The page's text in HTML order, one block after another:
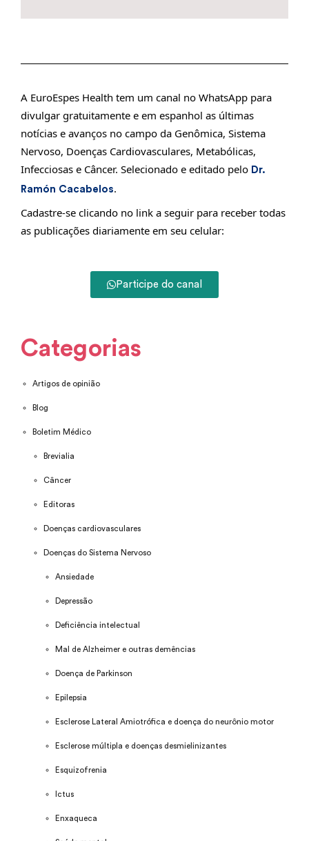
A EuroEspes Health tem um canal no WhatsApp para
divulgar gratuitamente e em espanhol as últimas
notícias e avanços no campo da Genômica, Sistema
Nervoso, Doenças Cardiovasculares, Metabólicas,
Infecciosas e Câncer. Selecionado e editado pelo Dr.
Ramón Cacabelos.
Cadastre-se clicando no link a seguir para receber todas
as publicações diariamente em seu celular:
Participe do canal
Categorias
Artigos de opinião
Blog
Boletim Médico
Brevialia
Câncer
Editoras
Doenças cardiovasculares
Doenças do Sistema Nervoso
Ansiedade
Depressão
Deficiência intelectual
Mal de Alzheimer e outras demências
Doença de Parkinson
Epilepsia
Esclerose Lateral Amiotrófica e doença do neurônio motor
Esclerose múltipla e doenças desmielinizantes
Esquizofrenia
Ictus
Enxaqueca